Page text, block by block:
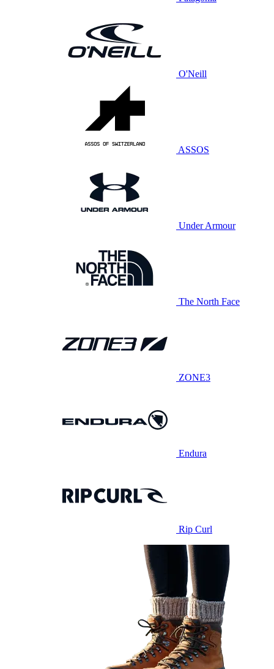
O'Neill
ASSOS
Under Armour
The North Face
ZONE3
Endura
Rip Curl